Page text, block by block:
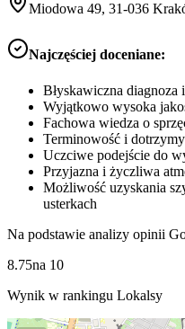
Miodowa 49, 31-036
Najczęściej doceniane:
Błyskawiczna diagnoza
Wyjątkowo wysoka
Fachowa wiedza o
Terminowość i
Uczciwe podejście do
Przyjazna i życzliwa
Możliwość uzyskania
usterkach
Na podstawie analizy opinii
8.75na 10
Wynik w rankingu Lokalsy